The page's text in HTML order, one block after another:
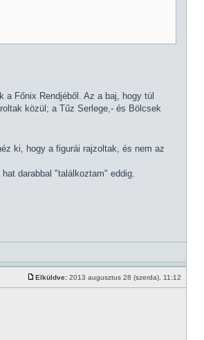
Főnix Rendjéből. Az a baj, hogy túl
közül; a Tűz Serlege,- és Bölcsek
ki, hogy a figurái rajzoltak, és nem az
darabbal "találkoztam" eddig.
Elküldve: 2013 augusztus 28 (szerda), 11:12